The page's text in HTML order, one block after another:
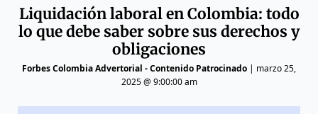
Liquidación laboral en Colombia: todo
lo que debe saber sobre sus derechos y
obligaciones
Forbes Colombia Advertorial - Contenido Patrocinado | marzo 25,
2025 @ 9:00:00 am